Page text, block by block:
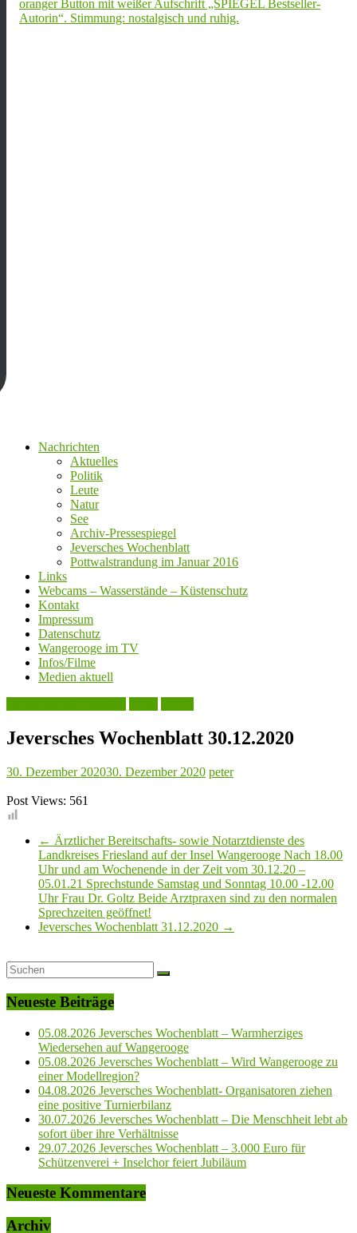
Nachrichten
Aktuelles
Politik
Leute
Natur
See
Archiv-Pressespiegel
Jeversches Wochenblatt
Pottwalstrandung im Januar 2016
Links
Webcams – Wasserstände – Küstenschutz
Kontakt
Impressum
Datenschutz
Wangerooge im TV
Infos/Filme
Medien aktuell
Jeversches Wochenblatt 30.12.2020
30. Dezember 202030. Dezember 2020 peter
Post Views: 561
← Ärztlicher Bereitschafts- sowie Notarztdienste des
Landkreises Friesland auf der Insel Wangerooge Nach 18.00
Uhr und am Wochenende in der Zeit vom 30.12.20 –
05.01.21 Sprechstunde Samstag und Sonntag 10.00 -12.00
Uhr Frau Dr. Goltz Beide Arztpraxen sind zu den normalen
Sprechzeiten geöffnet!
Jeversches Wochenblatt 31.12.2020 →
Neueste Beiträge
05.08.2026 Jeversches Wochenblatt – Warmherziges
Wiedersehen auf Wangerooge
05.08.2026 Jeversches Wochenblatt – Wird Wangerooge zu
einer Modellregion?
04.08.2026 Jeversches Wochenblatt- Organisatoren ziehen
eine positive Turnierbilanz
30.07.2026 Jeversches Wochenblatt – Die Menschheit lebt ab
sofort über ihre Verhältnisse
29.07.2026 Jeversches Wochenblatt – 3.000 Euro für
Schützenverei + Inselchor feiert Jubiläum
Neueste Kommentare
Archiv